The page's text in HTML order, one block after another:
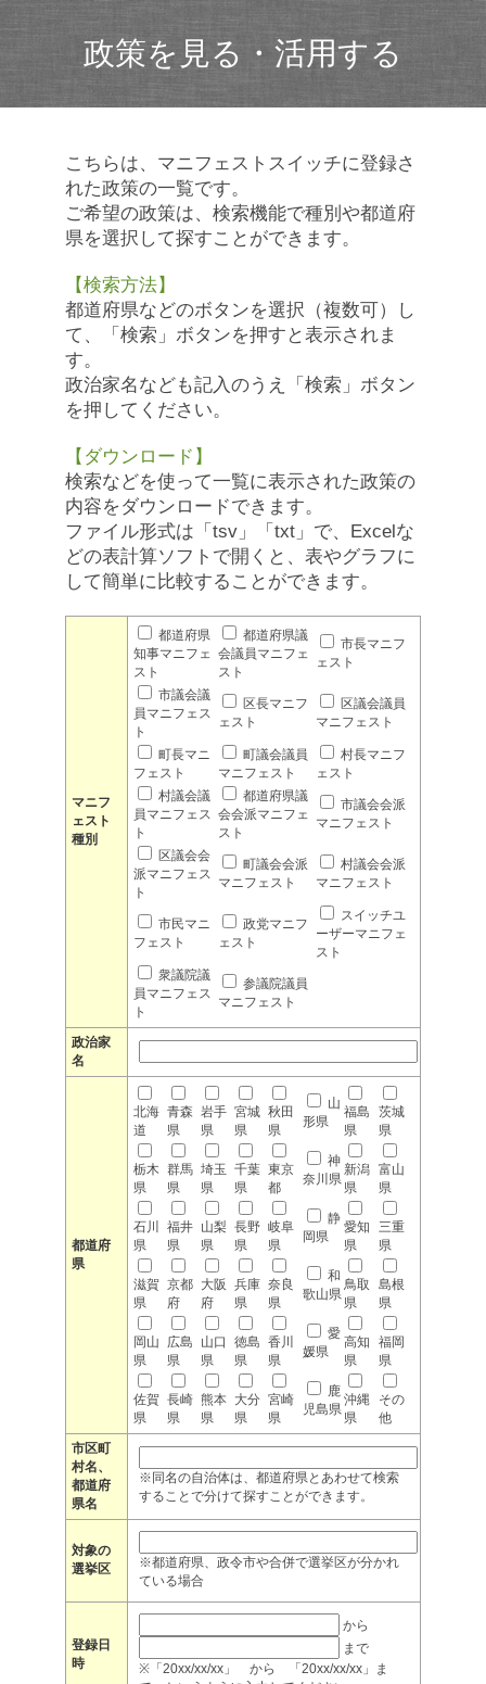
政策を見る・活用する
こちらは、マニフェストスイッチに登録さ
れた政策の一覧です。
ご希望の政策は、検索機能で種別や都道府
県を選択して探すことができます。
【検索方法】
都道府県などのボタンを選択（複数可）し
て、「検索」ボタンを押すと表示されま
す。
政治家名なども記入のうえ「検索」ボタン
を押してください。
【ダウンロード】
検索などを使って一覧に表示された政策の
内容をダウンロードできます。
ファイル形式は「tsv」「txt」で、Excelな
どの表計算ソフトで開くと、表やグラフに
して簡単に比較することができます。
マニフ
ェスト
種別
都道府県
知事マニフェ
スト
都道府県議
会議員マニフェ
スト
市長マニフ
ェスト
市議会議
員マニフェス
ト
区長マニフ
ェスト
区議会議員
マニフェスト
町長マニ
フェスト
町議会議員
マニフェスト
村長マニフ
ェスト
村議会議
員マニフェス
ト
都道府県議
会会派マニフェ
スト
市議会会派
マニフェスト
区議会会
派マニフェス
ト
町議会会派
マニフェスト
村議会会派
マニフェスト
市民マニ
フェスト
政党マニフ
ェスト
スイッチユ
ーザーマニフェ
スト
衆議院議
員マニフェス
ト
参議院議員
マニフェスト
政治家
名
都道府
県
北海
道
青森
県
岩手
県
宮城
県
秋田
県
山
形県
福島
県
茨城
県
栃木
県
群馬
県
埼玉
県
千葉
県
東京
都
神
奈川県
新潟
県
富山
県
石川
県
福井
県
山梨
県
長野
県
岐阜
県
静
岡県
愛知
県
三重
県
滋賀
県
京都
府
大阪
府
兵庫
県
奈良
県
和
歌山県
鳥取
県
島根
県
岡山
県
広島
県
山口
県
徳島
県
香川
県
愛
媛県
高知
県
福岡
県
佐賀
県
長崎
県
熊本
県
大分
県
宮崎
県
鹿
児島県
沖縄
県
その
他
市区町
村名、
都道府
県名
※同名の自治体は、都道府県とあわせて検索
することで分けて探すことができます。
対象の
選挙区
※都道府県、政令市や合併で選挙区が分かれ
ている場合
登録日
時
から
まで
※「20xx/xx/xx」 から 「20xx/xx/xx」ま